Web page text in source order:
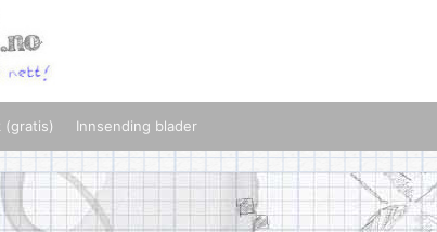
(gratis) Innsending blader